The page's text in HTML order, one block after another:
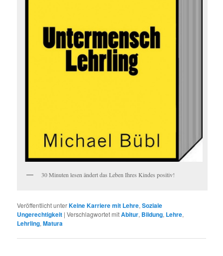
30 Minuten lesen ändert das Leben Ihres Kindes positiv!
Veröffentlicht unterKeine Karriere mit Lehre,Soziale
Ungerechtigkeit |Verschlagwortet mitAbitur, Bildung, Lehre,
Lehrling,Matura